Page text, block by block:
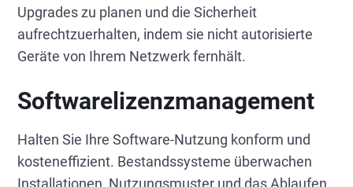
Upgrades zu planen und die Sicherheit
aufrechtzuerhalten, indem sie nicht autorisierte
Geräte von Ihrem Netzwerk fernhält.
Softwarelizenzmanagement
Halten Sie Ihre Software-Nutzung konform und
kosteneffizient. Bestandssysteme überwachen